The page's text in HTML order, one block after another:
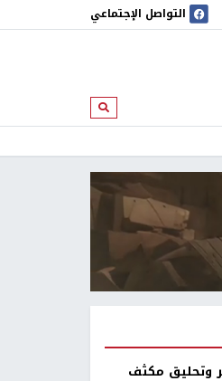
التواصل الإجتماعي
ابحث
وتحليق مكثف